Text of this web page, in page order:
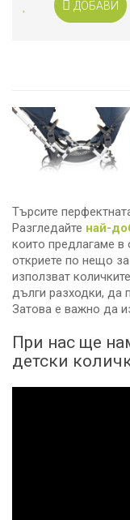
ДОБАВИ
Търсите
Разгледайте най-
които предлагаме
откриете по нещо
използват
дълги разходки, да
Затова е важно да
При нас ще
детски